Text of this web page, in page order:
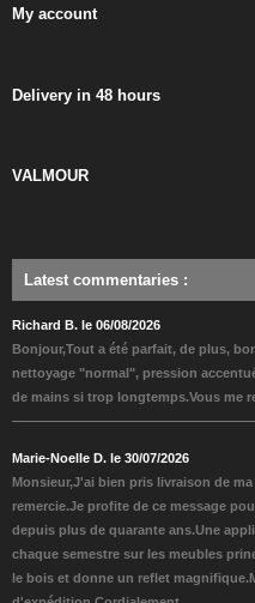
My account
Delivery in 48 hours
VALMOUR
Latest commentaries :
Richard B. le 06/08/2026
Bonjour,Tout a été parfait, de plus,
nettoyage "normal", pression
de mains si trop longtemps.Vous me
Marie-Noelle D. le 30/07/2026
Monsieur,J'ai bien pris livraison de
remercie.Je profite de ce message
depuis plus de quarante ans.Une
chaque semestre sur les meubles
le bois et donne un reflet